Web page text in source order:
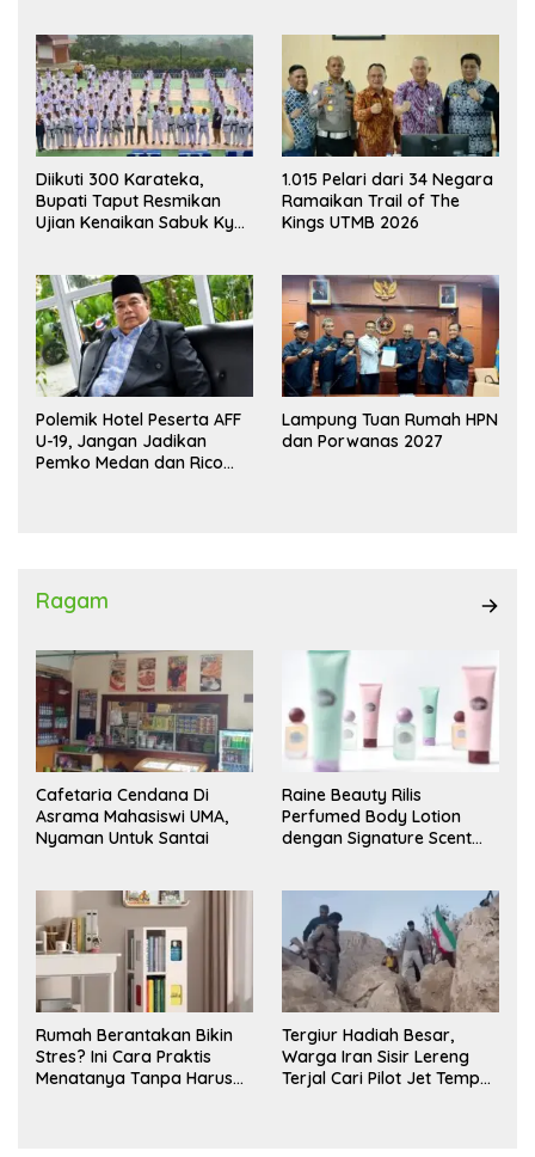
Diikuti 300 Karateka,
Bupati Taput Resmikan
Ujian Kenaikan Sabuk Kyu
1.015 Pelari dari 34 Negara
Ramaikan Trail of The
Kings UTMB 2026
Polemik Hotel Peserta AFF
U-19, Jangan Jadikan
Pemko Medan dan Rico
Lampung Tuan Rumah HPN
dan Porwanas 2027
Ragam
Cafetaria Cendana Di
Asrama Mahasiswi UMA,
Nyaman Untuk Santai
Raine Beauty Rilis
Perfumed Body Lotion
dengan Signature Scent
Rumah Berantakan Bikin
Stres? Ini Cara Praktis
Menatanya Tanpa Harus
Tergiur Hadiah Besar,
Warga Iran Sisir Lereng
Terjal Cari Pilot Jet Tempur